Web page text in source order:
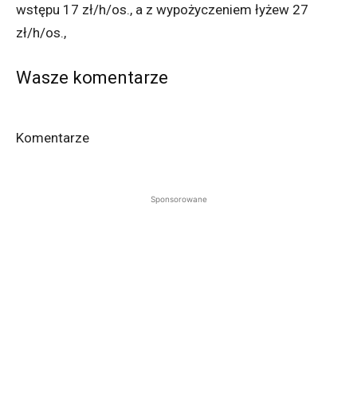
wstępu 17 zł/h/os., a z wypożyczeniem łyżew 27
zł/h/os.,
Wasze komentarze
Komentarze
Sponsorowane